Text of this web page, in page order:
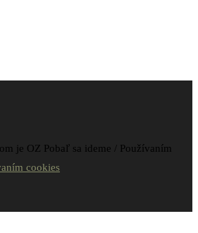
je OZ Pobaľ sa ideme / Používaním
cookies